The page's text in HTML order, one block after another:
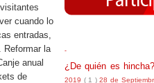
cuando lo
entradas,
Reformar la
anual
de
-
¿De quién es
2019 ( 1 )28 de